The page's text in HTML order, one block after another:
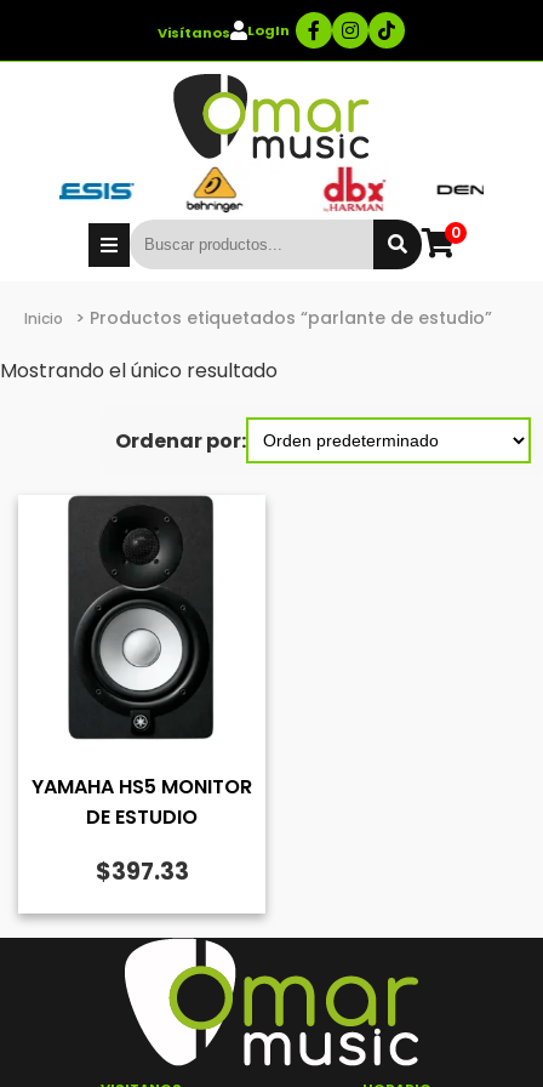
Visítanos LogIn
0
Inicio > Productos etiquetados “parlante de estudio”
Mostrando el único resultado
YAMAHA HS5 MONITOR
DE ESTUDIO
$397.33